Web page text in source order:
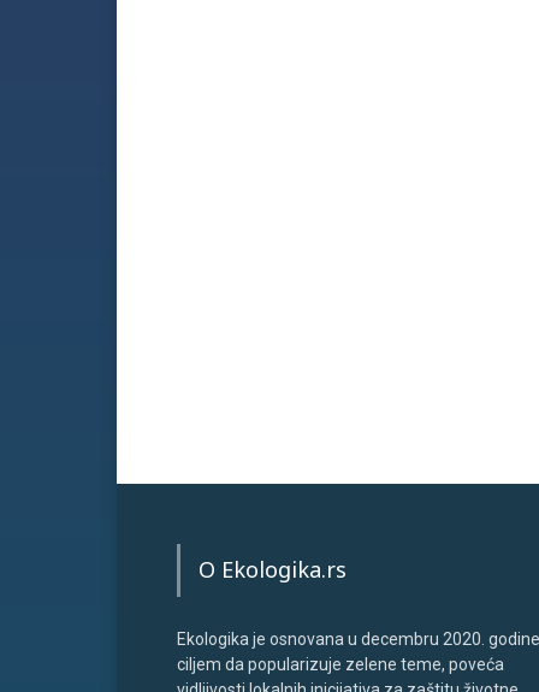
O Ekologika.rs
Ekologika je osnovana u decembru 2020.
ciljem da popularizuje zelene teme, poveća